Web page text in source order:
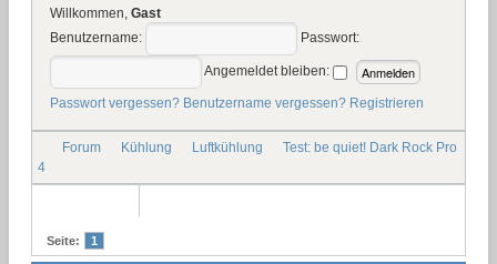
Willkommen, Gast
Benutzername:
Passwort:
Angemeldet bleiben:
Passwort vergessen? Benutzername vergessen? Registrieren
Forum Kühlung Luftkühlung
Test: be quiet! Dark Rock Pro
4
Seite: 1